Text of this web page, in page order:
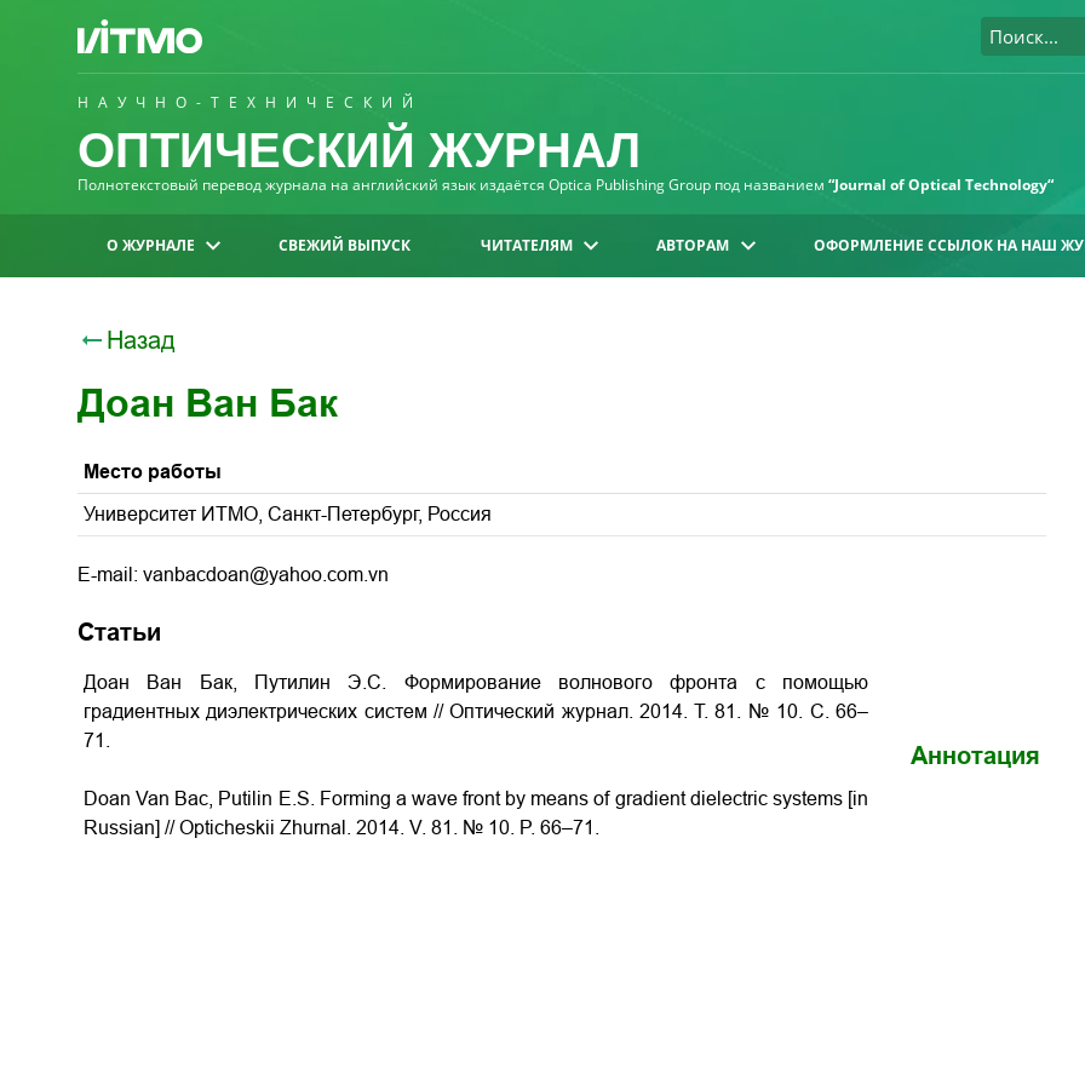
НАУЧНО-ТЕХНИЧЕСКИЙ
ОПТИЧЕСКИЙ ЖУРНАЛ
Полнотекстовый перевод журнала на английский язык издаётся Optica Publishing Group под названием “Journal of Optical Technology“
О ЖУРНАЛЕ СВЕЖИЙ ВЫПУСК ЧИТАТЕЛЯМ АВТОРАМ ОФОРМЛЕНИЕ ССЫЛОК НА НАШ
Назад
Доан Ван Бак
Место работы
Университет ИТМО, Санкт-Петербург, Россия
E-mail: vanbacdoan@yahoo.com.vn
Статьи
Доан Ван Бак, Путилин Э.С. Формирование волнового фронта с помощью
градиентных диэлектрических систем // Оптический журнал. 2014. Т. 81. № 10. С. 66–
71.
Doan Van Bac, Putilin E.S. Forming a wave front by means of gradient dielectric systems [in
Russian] // Opticheskii Zhurnal. 2014. V. 81. № 10. P. 66–71.
Аннотация